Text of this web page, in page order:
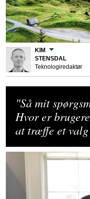
KIM
STENSDAL
Teknologiredaktør
"Så mit
Hvor er
at træffe et